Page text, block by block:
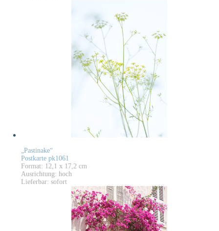
„Pastinake“
Postkarte pk1061
Format: 12,1 x 17,2 cm
Ausrichtung: hoch
Lieferbar: sofort